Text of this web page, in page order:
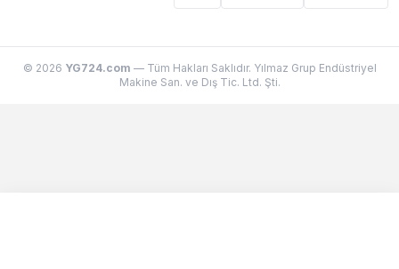
© 2026 YG724.com — Tüm Hakları Saklıdır. Yılmaz Grup Endüstriyel
Makine San. ve Dış Tic. Ltd. Şti.